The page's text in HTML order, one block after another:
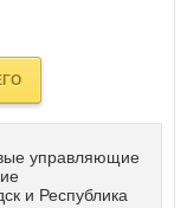
управляющие
и Республика